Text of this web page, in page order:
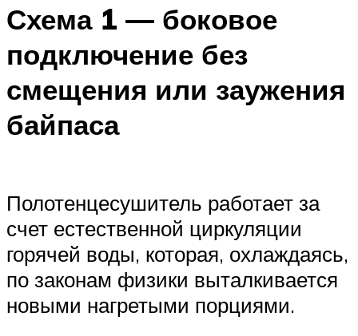
Схема 1 — боковое
подключение без
смещения или заужения
байпаса
Полотенцесушитель работает за
счет естественной циркуляции
горячей воды, которая, охлаждаясь,
по законам физики выталкивается
новыми нагретыми порциями.